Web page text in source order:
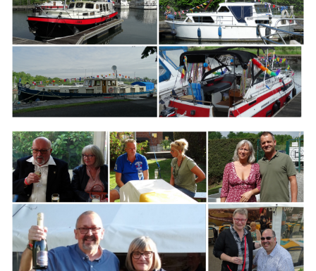
Branding
ARMCHAIR